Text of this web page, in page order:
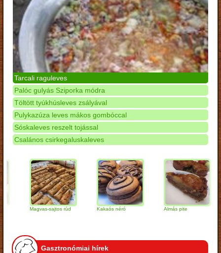
Tarcali raguleves
Palóc gulyás Sziporka módra
Töltött tyúkhúsleves zsályával
Pulykazúza leves mákos gombóccal
Sóskaleves reszelt tojással
Csalános csirkegaluskaleves
Magvas-sajtos rúd Kakaós néró Almás pite
Gasztronómiai hírek